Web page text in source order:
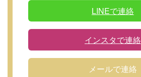
LINEで連絡
インスタで連絡
メールで連絡